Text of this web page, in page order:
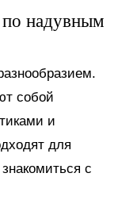
по надувным
собой
и
для
с